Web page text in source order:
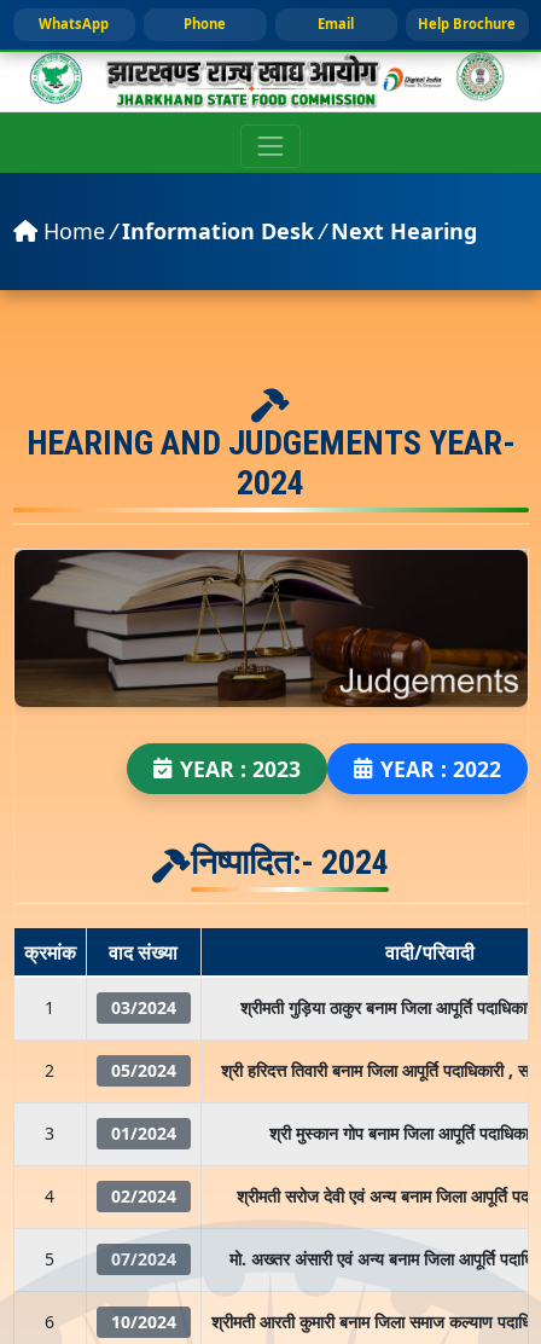
WhatsApp Phone Email Help Brochure
Home/Information Desk/ Next Hearing
HEARING AND JUDGEMENTS YEAR-
2024
YEAR : 2023 YEAR : 2022
निष्पादित:- 2024
क्रमांक वाद संख्या वादी/परिवादी
1 03/2024 श्रीमती गुड़िया ठाकुर बनाम जिला आपूर्ति
2 05/2024 श्री हरिदत्त तिवारी बनाम जिला आपूर्ति पदाधिकारी ,
3 01/2024 श्री मुस्कान गोप बनाम जिला आपूर्ति
4 02/2024 श्रीमती सरोज देवी एवं अन्य बनाम जिला आपूर्ति
5 07/2024 मो. अख्तर अंसारी एवं अन्य बनाम जिला आपूर्ति
6 10/2024 श्रीमती आरती कुमारी बनाम जिला समाज कल्याण